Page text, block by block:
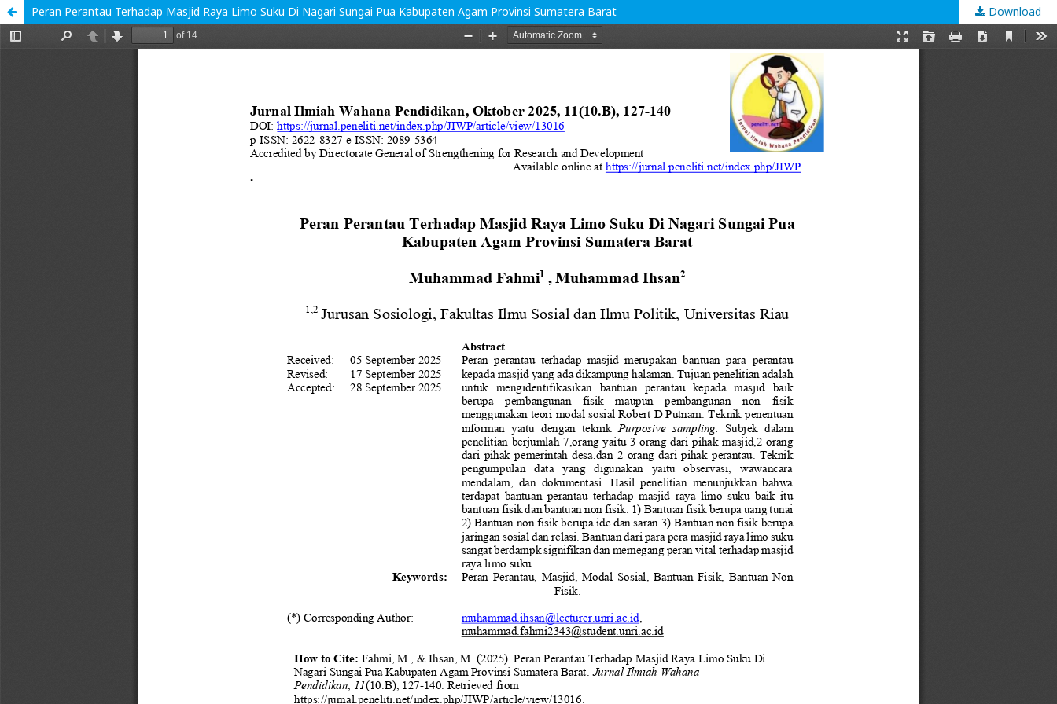
Peran Perantau Terhadap Masjid Raya Limo Suku Di Nagari Sungai Pua Kabupaten Agam Provinsi Sumatera Barat Download